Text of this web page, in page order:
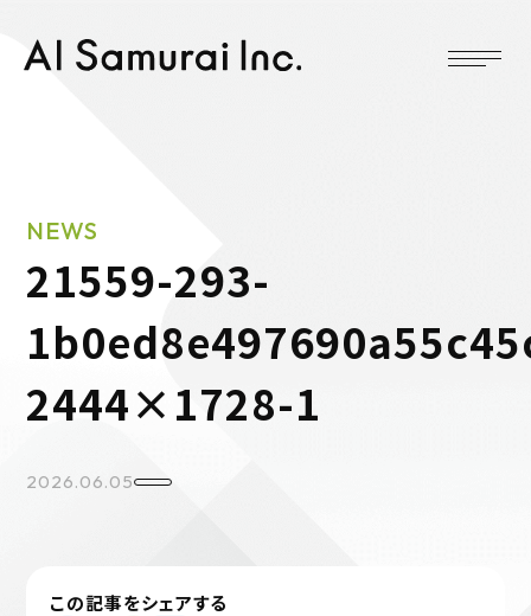
21559-293-
2444×1728-1
NEWS
2026.06.05
この記事をシェアする